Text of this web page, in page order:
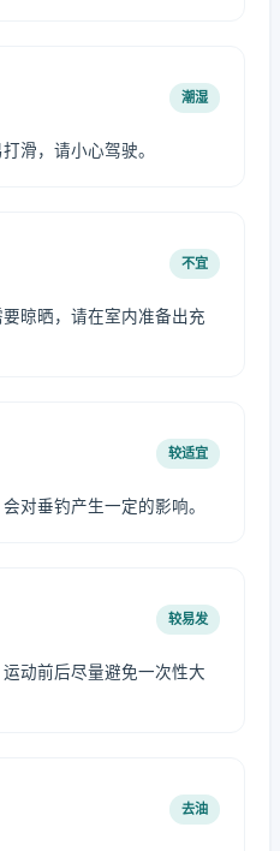
潮湿
滑，请小心驾驶。
不宜
晾晒，请在室内准备出充
较适宜
对垂钓产生一定的影响。
较易发
动前后尽量避免一次性大
去油